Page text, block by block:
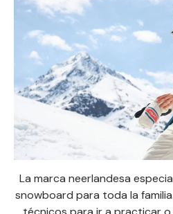
La marca neerlandesa
snowboard para toda la